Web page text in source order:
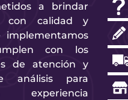
a brindar
con calidad y
con los
de atención y
análisis para
experiencia